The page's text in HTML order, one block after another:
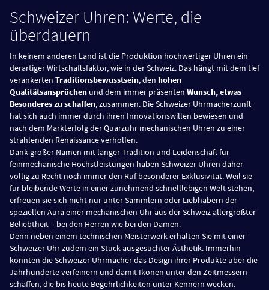
Schweizer Uhren: Werte, die
überdauern
In keinem anderen Land ist die Produktion hochwertiger Uhren ein
derartiger Wirtschaftsfaktor, wie in der Schweiz. Das hängt mit dem tief
verankerten Traditionsbewusstsein, den hohen
Qualitätsansprüchen und dem immer präsenten Wunsch, etwas
Besonderes zu schaffen, zusammen. Die Schweizer Uhrmacherzunft
hat sich auch immer durch ihren Innovationswillen bewiesen und
nach dem Markterfolg der Quarzuhr mechanischen Uhren zu einer
strahlenden Renaissance verholfen.
Dank großer Namen mit langer Tradition und Leidenschaft für
feinmechanische Höchstleistungen haben Schweizer Uhren daher
völlig zu Recht noch immer den Ruf besonderer Exklusivität. Weil sie
für bleibende Werte in einer zunehmend schnelllebigen Welt stehen,
erfreuen sie sich nicht nur unter Sammlern oder Liebhabern der
speziellen Aura einer mechanischen Uhr aus der Schweiz allergrößter
Beliebtheit – bei den Herren wie bei den Damen.
Denn neben einem technischen Meisterwerk erhalten Sie mit einer
Schweizer Uhr zudem ein Stück ausgesuchter Ästhetik. Immerhin
konnten die Schweizer Uhrmacher das Design ihrer Produkte über die
Jahrhunderte verfeinern und damit Ikonen unter den Zeitmessern
schaffen, die bis heute Begehrlichkeiten unter Kennern wecken.